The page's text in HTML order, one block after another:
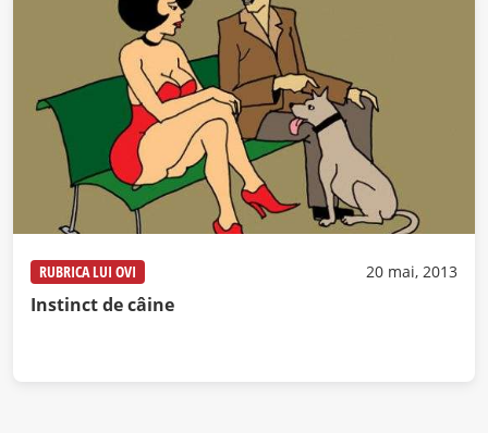
RUBRICA LUI OVI 20 mai, 2013
Instinct de câine